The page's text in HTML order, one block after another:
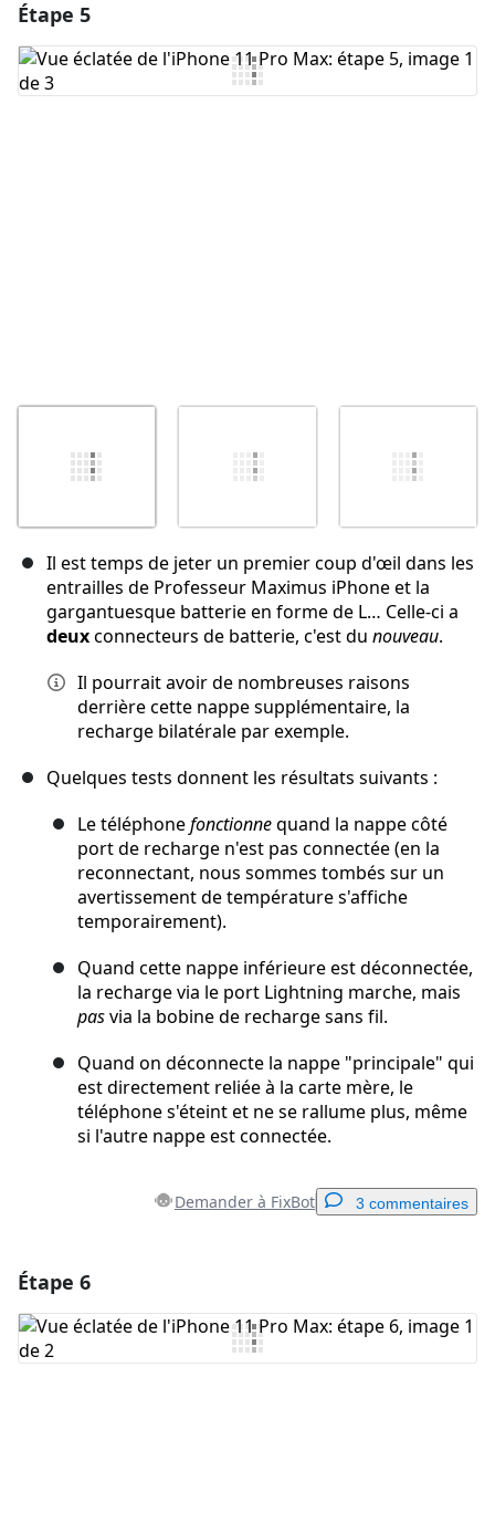
Ajouter un commentaire
Étape 5
Il est temps de jeter un premier coup d'œil dans les
entrailles de Professeur Maximus iPhone et la
gargantuesque batterie en forme de L… Celle-ci a
deuxconnecteurs de batterie, c'est du nouveau.
Il pourrait avoir de nombreuses raisons
derrière cette nappe supplémentaire, la
recharge bilatérale par exemple.
Quelques tests donnent les résultats suivants :
Le téléphonefonctionnequand la nappe côté
port de recharge n'est pas connectée (en la
reconnectant, nous sommes tombés sur un
avertissement de température s'affiche
temporairement).
Quand cette nappe inférieure est déconnectée,
la recharge via le port Lightning marche, mais
pasvia la bobine de recharge sans fil.
Quand on déconnecte la nappe "principale" qui
est directement reliée à la carte mère, le
téléphone s'éteint et ne se rallume plus, même
si l'autre nappe est connectée.
Demander à FixBot 3 commentaires
Ajouter un commentaire
Étape 6